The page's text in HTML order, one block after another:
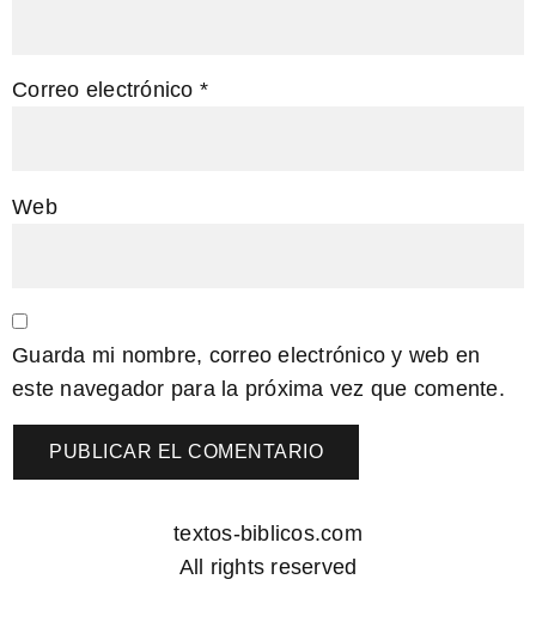
Correo electrónico *
Web
Guarda mi nombre, correo electrónico y web en
este navegador para la próxima vez que comente.
textos-biblicos.com
All rights reserved